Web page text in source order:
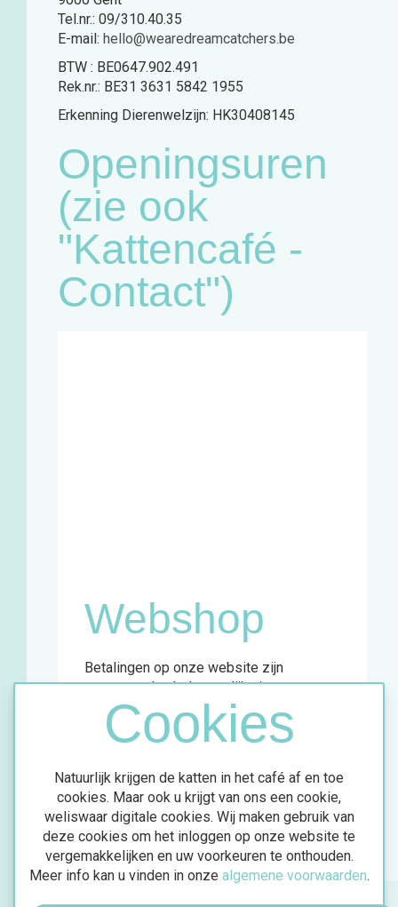
Cookies
Natuurlijk krijgen de katten in het café af en toe
cookies. Maar ook u krijgt van ons een cookie,
weliswaar digitale cookies. Wij maken gebruik van
deze cookies om het inloggen op onze website te
vergemakkelijken en uw voorkeuren te onthouden.
Meer info kan u vinden in onze algemene voorwaarden.
Tel.nr.: 09/310.40.35
E-mail: hello@wearedreamcatchers.be
BTW : BE0647.902.491
Rek.nr.: BE31 3631 5842 1955
Erkenning Dierenwelzijn: HK30408145
Openingsuren
(zie ook
"Kattencafé -
Contact")
Webshop
Betalingen op onze website zijn
momenteel enkel mogelijk via
overschrijving.
Meer info vind je in de bevestigingsmail
van jouw aankoop.